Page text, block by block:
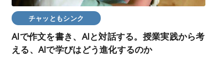
チャッともシンク
AIで作文を書き、AIと対話する。授業実践から考
える、AIで学びはどう進化するのか